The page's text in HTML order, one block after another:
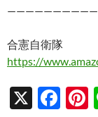
合憲自衛隊
https://
X
F